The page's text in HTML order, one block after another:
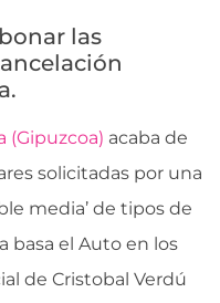
las
(Gipuzcoa) acaba de
solicitadas por una
media’ de tipos de
basa el Auto en los
de Cristobal Verdú